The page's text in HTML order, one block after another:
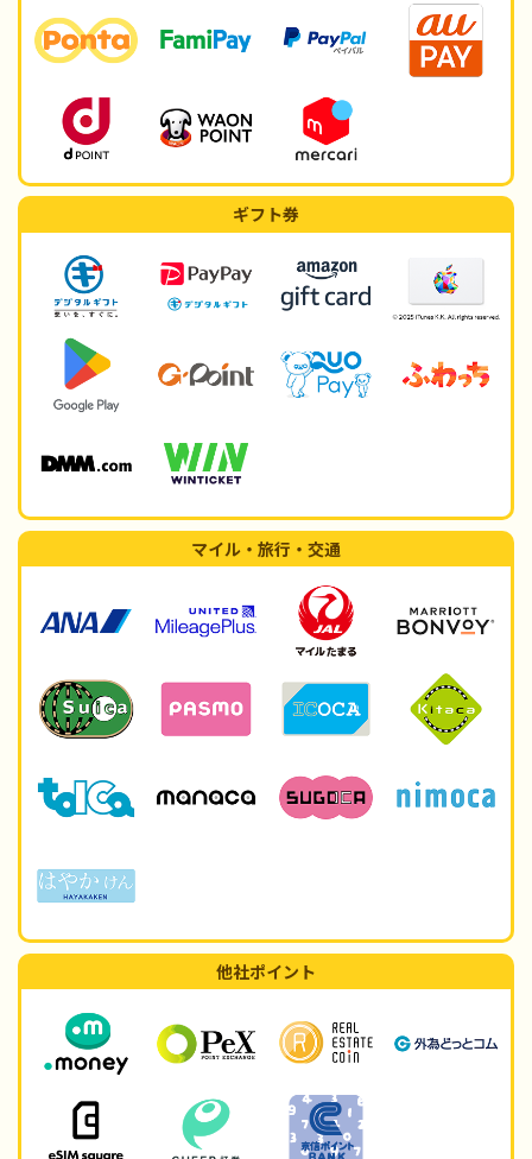
ギフト券
マイル・旅行・交通
他社ポイント